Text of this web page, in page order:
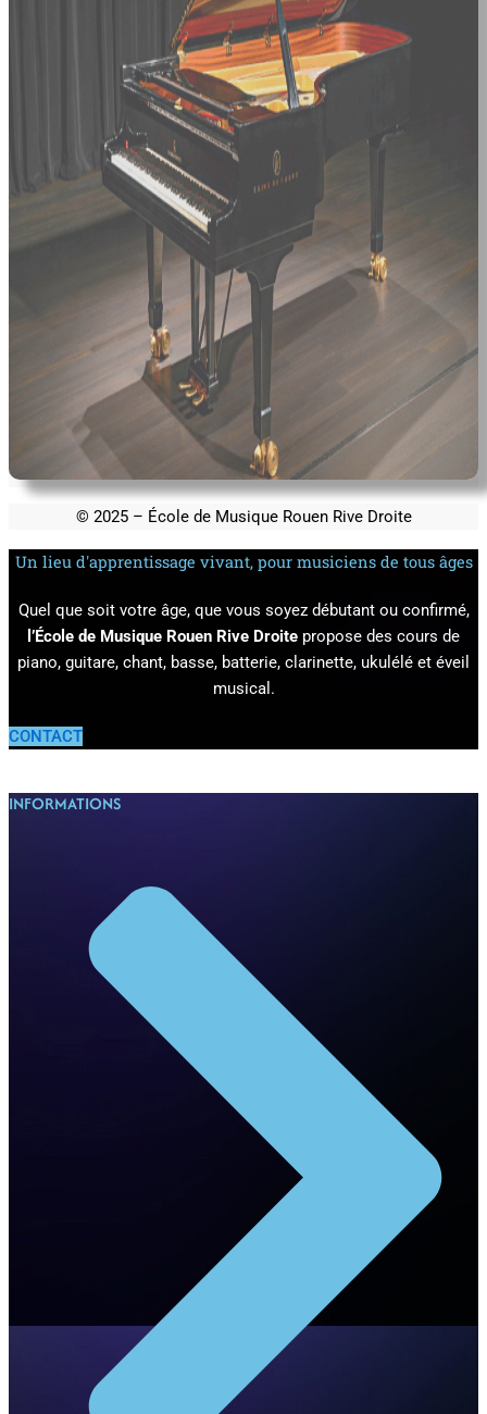
© 2025 – École de Musique Rouen Rive Droite
Un lieu d'apprentissage vivant, pour musiciens de tous âges
Quel que soit votre âge, que vous soyez débutant ou confirmé,
l’École de Musique Rouen Rive Droite propose des cours de
piano, guitare, chant, basse, batterie, clarinette, ukulélé et éveil
musical.
CONTACT
INFORMATIONS